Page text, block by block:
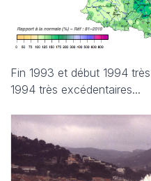
Fin 1993 et début 1994
1994 très excédentaires...